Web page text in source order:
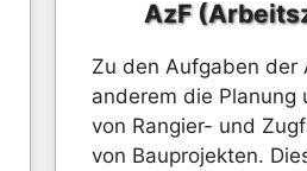
AzF
Zu den Aufgaben der
anderem die Planung
von Rangier- und
von Bauprojekten.